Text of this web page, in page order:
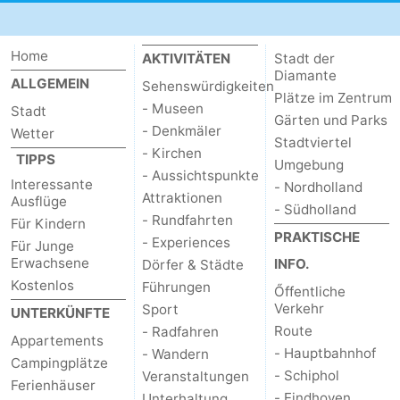
Home
ALLGEMEIN
Stadt
Wetter
TIPPS
Interessante
Ausflüge
Für Kindern
Für Junge
Erwachsene
Kostenlos
UNTERKÜNFTE
Appartements
Campingplätze
Ferienhäuser
AKTIVITÄTEN
Sehenswürdigkeiten
- Museen
- Denkmäler
- Kirchen
- Aussichtspunkte
Attraktionen
- Rundfahrten
- Experiences
Dörfer & Städte
Führungen
Sport
- Radfahren
- Wandern
Veranstaltungen
Stadt der
Diamante
Plätze im Zentrum
Gärten und Parks
Stadtviertel
Umgebung
- Nordholland
- Südholland
PRAKTISCHE
INFO.
Őffentliche
Verkehr
Route
- Hauptbahnhof
- Schiphol